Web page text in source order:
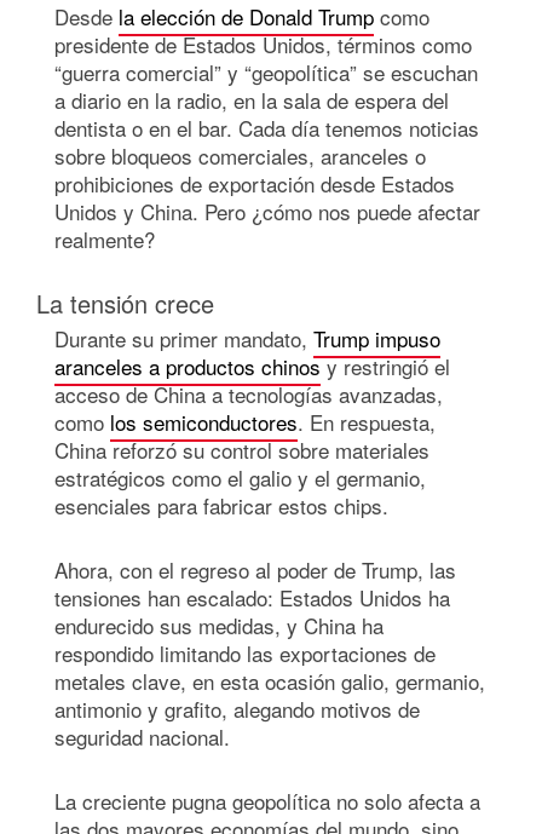
Desde la elección de Donald Trump como
presidente de Estados Unidos, términos como
“guerra comercial” y “geopolítica” se escuchan
a diario en la radio, en la sala de espera del
dentista o en el bar. Cada día tenemos noticias
sobre bloqueos comerciales, aranceles o
prohibiciones de exportación desde Estados
Unidos y China. Pero ¿cómo nos puede afectar
realmente?
La tensión crece
Durante su primer mandato, Trump impuso
aranceles a productos chinosy restringió el
acceso de China a tecnologías avanzadas,
como los semiconductores. En respuesta,
China reforzó su control sobre materiales
estratégicos como el galio y el germanio,
esenciales para fabricar estos chips.
Ahora, con el regreso al poder de Trump, las
tensiones han escalado: Estados Unidos ha
endurecido sus medidas, y China ha
respondido limitando las exportaciones de
metales clave, en esta ocasión galio, germanio,
antimonio y grafito, alegando motivos de
seguridad nacional.
La creciente pugna geopolítica no solo afecta a